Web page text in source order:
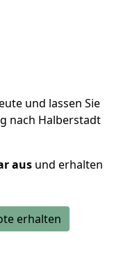
und lassen Sie
nach Halberstadt
aus und erhalten
erhalten